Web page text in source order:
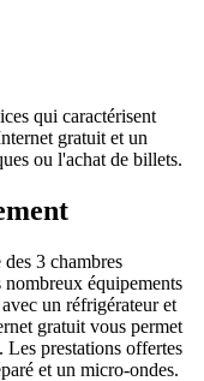
qui caractérisent
gratuit et un
ou l'achat de billets.
3 chambres
équipements
un réfrigérateur et
gratuit vous permet
Les prestations offertes
et un micro-ondes.